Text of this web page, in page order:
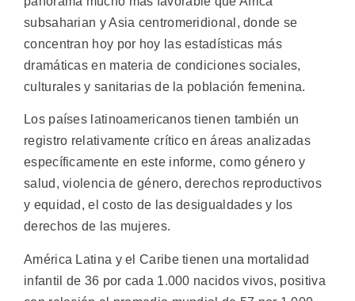
subsaharian y Asia centromeridional, donde se
concentran hoy por hoy las estadísticas más
dramáticas en materia de condiciones sociales,
culturales y sanitarias de la población femenina.
Los países latinoamericanos tienen también un
registro relativamente crítico en áreas analizadas
específicamente en este informe, como género y
salud, violencia de género, derechos reproductivos
y equidad, el costo de las desigualdades y los
derechos de las mujeres.
América Latina y el Caribe tienen una mortalidad
infantil de 36 por cada 1.000 nacidos vivos, positiva